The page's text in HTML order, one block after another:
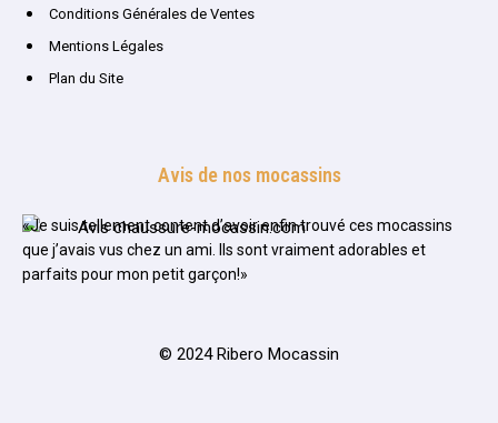
Conditions Générales de Ventes
Mentions Légales
Plan du Site
Avis de nos mocassins
«Je suis tellement content d’avoir enfin trouvé ces mocassins
que j’avais vus chez un ami. Ils sont vraiment adorables et
parfaits pour mon petit garçon!»
© 2024 Ribero Mocassin